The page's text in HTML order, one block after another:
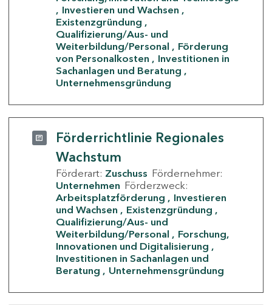
Investieren und Wachsen
Existenzgründung
Qualifizierung/Aus- und
Weiterbildung/Personal
Förderung
von Personalkosten
Investitionen in
Sachanlagen und Beratung
Unternehmensgründung
Förderrichtlinie Regionales
Wachstum
Förderart: Zuschuss Fördernehmer:
Unternehmen Förderzweck:
Arbeitsplatzförderung
Investieren
und Wachsen
Existenzgründung
Qualifizierung/Aus- und
Weiterbildung/Personal
Forschung,
Innovationen und Digitalisierung
Investitionen in Sachanlagen und
Beratung
Unternehmensgründung